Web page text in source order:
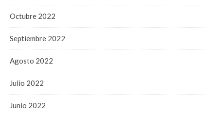
Octubre 2022
Septiembre 2022
Agosto 2022
Julio 2022
Junio 2022